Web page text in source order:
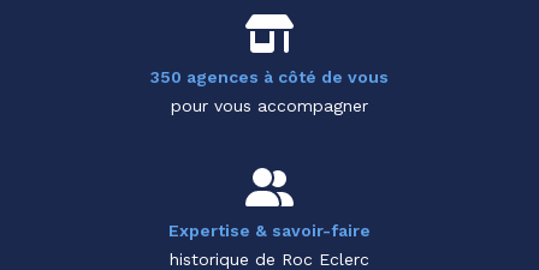
350 agences à côté de vous
pour vous accompagner
Expertise & savoir-faire
historique de Roc Eclerc